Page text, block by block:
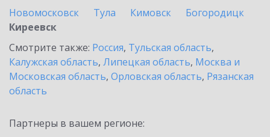
Новомосковск
Тула Кимовск
Богородицк
Киреевск
Смотрите также: Россия, Тульская область,
Калужская область, Липецкая область, Москва и
Московская область, Орловская область, Рязанская
область
Партнеры в вашем регионе: